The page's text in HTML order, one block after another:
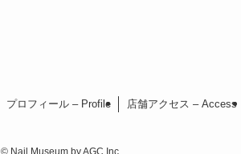
プロフィール – Profile 店舗アクセス – Access
© Nail Museum by AGC Inc.